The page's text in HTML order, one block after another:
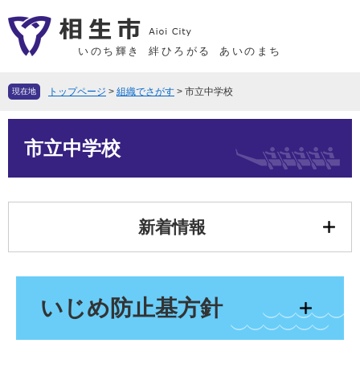
ー
先
ニ
を
文
いのち輝き 絆ひろがる あいのまち
現在地 トップページ > 組織でさがす > 市立中学校
市立中学校
新着情報
いじめ防止基方針